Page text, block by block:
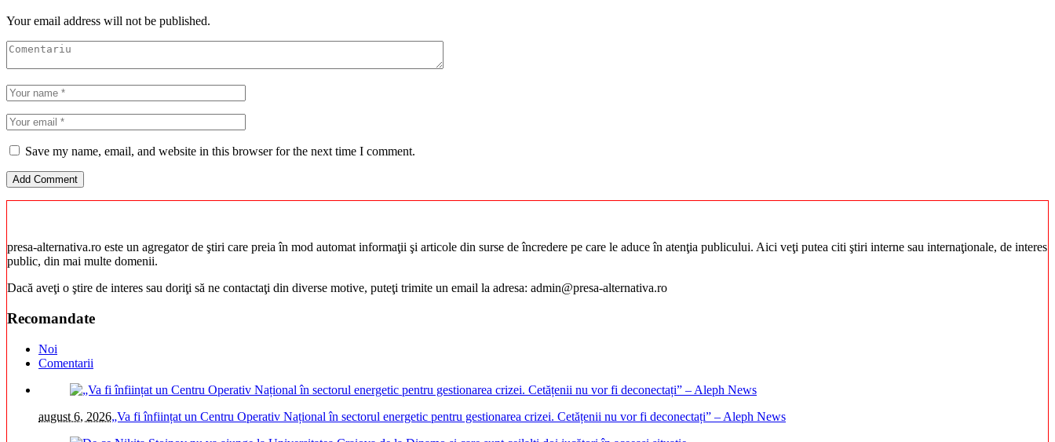
Your email address will not be published.
Save my name, email, and website in this browser for the next time I comment.
presa-alternativa.ro este un agregator de ştiri care preia în mod automat informaţii şi articole din surse de încredere pe care le aduce în atenţia publicului. Aici veţi putea citi ştiri interne sau internaţionale, de interes
public, din mai multe domenii.
Dacă aveţi o ştire de interes sau doriţi să ne contactaţi din diverse motive, puteţi trimite un email la adresa: admin@presa-alternativa.ro
Recomandate
Noi
Comentarii
august 6, 2026„Va fi înființat un Centru Operativ Național în sectorul energetic pentru gestionarea crizei. Cetățenii nu vor fi deconectați” – Aleph News